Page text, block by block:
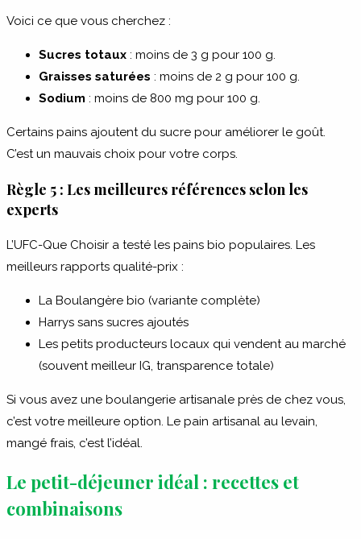
Voici ce que vous cherchez :
Sucres totaux : moins de 3 g pour 100 g.
Graisses saturées : moins de 2 g pour 100 g.
Sodium : moins de 800 mg pour 100 g.
Certains pains ajoutent du sucre pour améliorer le goût.
C’est un mauvais choix pour votre corps.
Règle 5 : Les meilleures références selon les
experts
L’UFC-Que Choisir a testé les pains bio populaires. Les
meilleurs rapports qualité-prix :
La Boulangère bio (variante complète)
Harrys sans sucres ajoutés
Les petits producteurs locaux qui vendent au marché
(souvent meilleur IG, transparence totale)
Si vous avez une boulangerie artisanale près de chez vous,
c’est votre meilleure option. Le pain artisanal au levain,
mangé frais, c’est l’idéal.
Le petit-déjeuner idéal : recettes et
combinaisons